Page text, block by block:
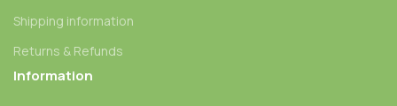
Shipping information
Returns & Refunds
Information